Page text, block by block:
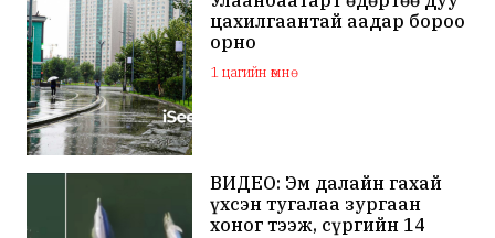
цахилгаантай аадар бороо
орно
1 цагийн өмнө
ВИДЕО: Эм далайн гахай
үхсэн тугалаа зургаан
хоног тээж, сүргийн 14